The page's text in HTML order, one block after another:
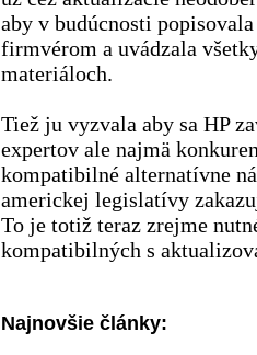
aby v budúcnosti
firmvérom a uvádzala
materiáloch.
Tiež ju vyzvala aby sa HP
expertov ale najmä
kompatibilné alternatívne
americkej legislatívy
To je totiž teraz zrejme
kompatibilných s
Najnovšie články: